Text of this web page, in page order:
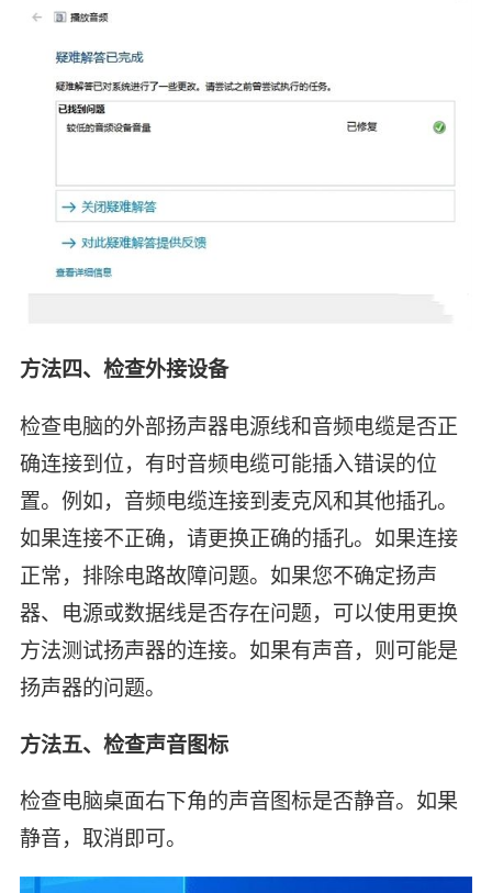
方法四、检查外接设备
检查电脑的外部扬声器电源线和音频电缆是否正
确连接到位，有时音频电缆可能插入错误的位
置。例如，音频电缆连接到麦克风和其他插孔。
如果连接不正确，请更换正确的插孔。如果连接
正常，排除电路故障问题。如果您不确定扬声
器、电源或数据线是否存在问题，可以使用更换
方法测试扬声器的连接。如果有声音，则可能是
扬声器的问题。
方法五、检查声音图标
检查电脑桌面右下角的声音图标是否静音。如果
静音，取消即可。